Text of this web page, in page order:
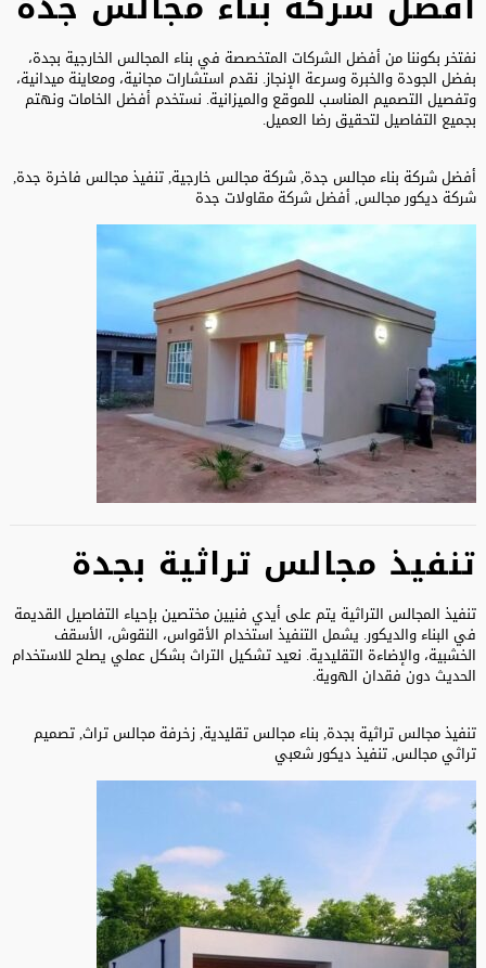
نفتخر بكوننا من أفضل الشركات المتخصصة في بناء المجالس الخارجية بجدة،
بفضل الجودة والخبرة وسرعة الإنجاز. نقدم استشارات مجانية، ومعاينة ميدانية،
وتفصيل التصميم المناسب للموقع والميزانية. نستخدم أفضل الخامات ونهتم
بجميع التفاصيل لتحقيق رضا العميل.
أفضل شركة بناء مجالس جدة, شركة مجالس خارجية, تنفيذ مجالس فاخرة جدة,
شركة ديكور مجالس, أفضل شركة مقاولات جدة
تنفيذ مجالس تراثية بجدة
تنفيذ المجالس التراثية يتم على أيدي فنيين مختصين بإحياء التفاصيل القديمة
في البناء والديكور. يشمل التنفيذ استخدام الأقواس، النقوش، الأسقف
الخشبية، والإضاءة التقليدية. نعيد تشكيل التراث بشكل عملي يصلح للاستخدام
الحديث دون فقدان الهوية.
تنفيذ مجالس تراثية بجدة, بناء مجالس تقليدية, زخرفة مجالس تراث, تصميم
تراثي مجالس, تنفيذ ديكور شعبي